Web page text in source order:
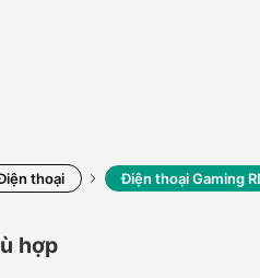
thoại Điện thoại Gaming
hợp